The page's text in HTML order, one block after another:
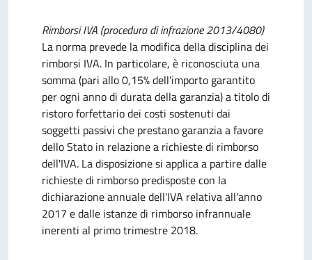
Rimborsi IVA (procedura di infrazione 2013/4080)
La norma prevede la modifica della disciplina dei
rimborsi IVA. In particolare, è riconosciuta una
somma (pari allo 0,15% dell'importo garantito
per ogni anno di durata della garanzia) a titolo di
ristoro forfettario dei costi sostenuti dai
soggetti passivi che prestano garanzia a favore
dello Stato in relazione a richieste di rimborso
dell'IVA. La disposizione si applica a partire dalle
richieste di rimborso predisposte con la
dichiarazione annuale dell'IVA relativa all'anno
2017 e dalle istanze di rimborso infrannuale
inerenti al primo trimestre 2018.